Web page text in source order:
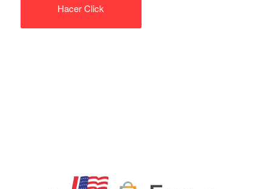
Hacer Click